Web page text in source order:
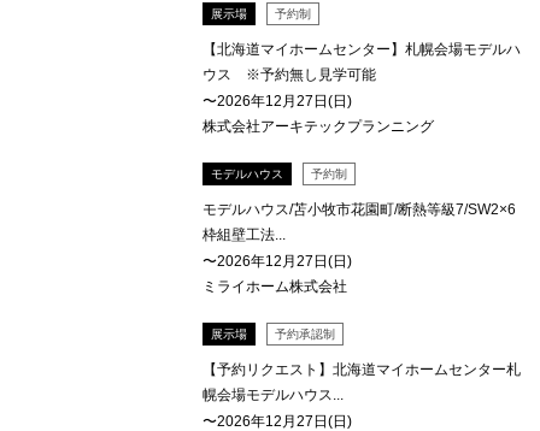
展示場 予約制
【北海道マイホームセンター】札幌会場モデルハ
ウス ※予約無し見学可能
〜2026年12月27日(日)
株式会社アーキテックプランニング
モデルハウス 予約制
モデルハウス/苫小牧市花園町/断熱等級7/SW2×6
枠組壁工法...
〜2026年12月27日(日)
ミライホーム株式会社
展示場 予約承認制
【予約リクエスト】北海道マイホームセンター札
幌会場モデルハウス...
〜2026年12月27日(日)